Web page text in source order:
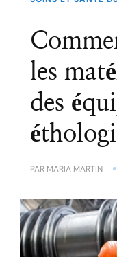
les
des
PAR MARIA MARTIN